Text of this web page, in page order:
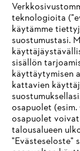
Yritys
STIHL FAQ
teknologioita
käytämme
suostumustasi.
sisällön
käyttäytymisen
kattavien
osapuolet
osapuolet
talousalueen
"Evästeseloste"